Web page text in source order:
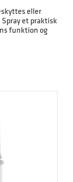
eller
et praktisk
funktion og